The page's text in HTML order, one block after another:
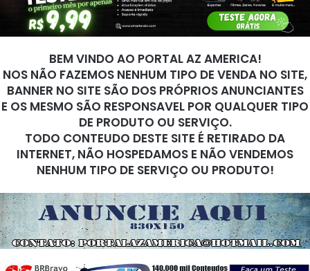
BEM VINDO AO PORTAL AZ AMERICA!
NOS NÃO FAZEMOS NENHUM TIPO DE VENDA NO SITE,
BANNER NO SITE SÃO DOS PRÓPRIOS ANUNCIANTES
E OS MESMO SÃO RESPONSAVEL POR QUALQUER TIPO
DE PRODUTO OU SERVIÇO.
TODO CONTEUDO DESTE SITE É RETIRADO DA
INTERNET, NÃO HOSPEDAMOS E NÃO VENDEMOS
NENHUM TIPO DE SERVIÇO OU PRODUTO!